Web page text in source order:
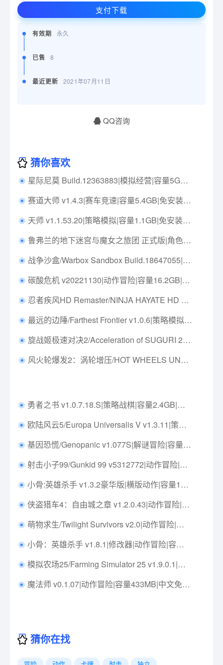
支付下载
有效期 永久
已售 8
最近更新 2021年07月11日
QQ咨询
猜你喜欢
星际尼莫 Build.12363883|模拟经营|容量5GB|免安装绿色中文版|支持键盘.鼠标
赛道大师 v1.4.3|赛车竞速|容量5.4GB|免安装绿色中文版|支持键盘.鼠标.手柄
天师 v1.1.53.20|策略模拟|容量1.1GB|免安装绿色中文版|支持键盘.鼠标
鲁弗兰的地下迷宫与魔女之旅团 正式版|角色扮演|容量17GB|免安装绿色汉化版|支持键盘.鼠标.手柄
战争沙盒/Warbox Sandbox Build.18647055|策略模拟|容量1.5G|免安装绿色中文版|支持键盘.鼠标
碳酸危机 v20221130|动作冒险|容量16.2GB|免安装绿色中文版|支持键盘.鼠标
忍者疾风HD Remaster/NINJA HAYATE HD Remaster Build.15301123|动作冒险|容量739MB|免安装绿色中文版|支持键盘.鼠标.手柄
最远的边陲/Farthest Frontier v1.0.6|策略模拟|容量11.1GB|免安装绿色中文版|支持键盘.鼠标
旋战姬极速对决2/Acceleration of SUGURI 2 Build.17729082|弹幕射击|容量1.1GB|免安装绿色中文版|支持键盘.鼠标.手柄
风火轮爆发2：涡轮增压/HOT WHEELS UNLEASHED 2 Turbocharged Build.17097361|赛车竞速|容量26.9GB|免安装绿色中文版|支持键盘.鼠标.手柄
勇者之书 v1.0.7.18.S|策略战棋|容量2.4GB|免安装绿色中文版|支持键盘.鼠标
欧陆风云5/Europa Universalis V v1.3.11|策略战棋|容量15.2GB|免安装绿色中文版|支持键盘.鼠标
基因恐慌/Genopanic v1.077S|解谜冒险|容量1GB|免安装绿色中文版|支持键盘.鼠标.手柄
射击小子99/Gunkid 99 v5312772|动作冒险|容量193MB|免安装绿色中文版|支持键盘.鼠标
小骨:英雄杀手 v1.3.2豪华版|横版动作|容量1GB|免安装绿色中文版|支持键盘.鼠标.手柄
侠盗猎车4：自由城之章 v1.2.0.43|动作冒险|容量30GB|免安装绿色汉化版|支持键盘.鼠标
萌物求生/Twilight Survivors v2.0|动作冒险|容量1.5GB|免安装绿色中文版|支持键盘.鼠标.手柄
小骨：英雄杀手 v1.8.1|修改器|动作冒险|容量2.2GB|免安装绿色中文版|支持键盘.鼠标.手柄
模拟农场25/Farming Simulator 25 v1.9.0.1|模拟经营|容量37.7GB|免安装绿色中文版|支持键盘.鼠标.手柄
魔法师 v0.1.07|动作冒险|容量433MB|中文免安装|支持键盘.鼠标.手柄
猜你在找